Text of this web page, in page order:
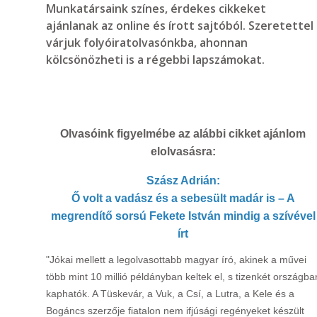
Munkatársaink színes, érdekes cikkeket
ajánlanak az online és írott sajtóból. Szeretettel
várjuk folyóiratolvasónkba, ahonnan
kölcsönözheti is a régebbi lapszámokat.
Olvasóink figyelmébe az alábbi cikket ajánlom
elolvasásra:
Szász Adrián:
Ő volt a vadász és a sebesült madár is – A
megrendítő sorsú Fekete István mindig a szívével
írt
"Jókai mellett a legolvasottabb magyar író, akinek a művei
több mint 10 millió példányban keltek el, s tizenkét
kaphatók. A Tüskevár, a Vuk, a Csí, a Lutra, a Kele és a
Bogáncs szerzője fiatalon nem ifjúsági regényeket készült